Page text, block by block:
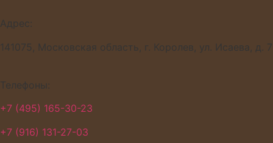
Адрес:
141075, Московская область, г. Королев, ул. Исаева, д. 7
Телефоны:
+7 (495) 165-30-23
+7 (916) 131-27-03